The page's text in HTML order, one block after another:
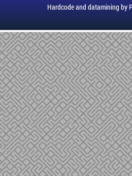
Hardcode and datamining by